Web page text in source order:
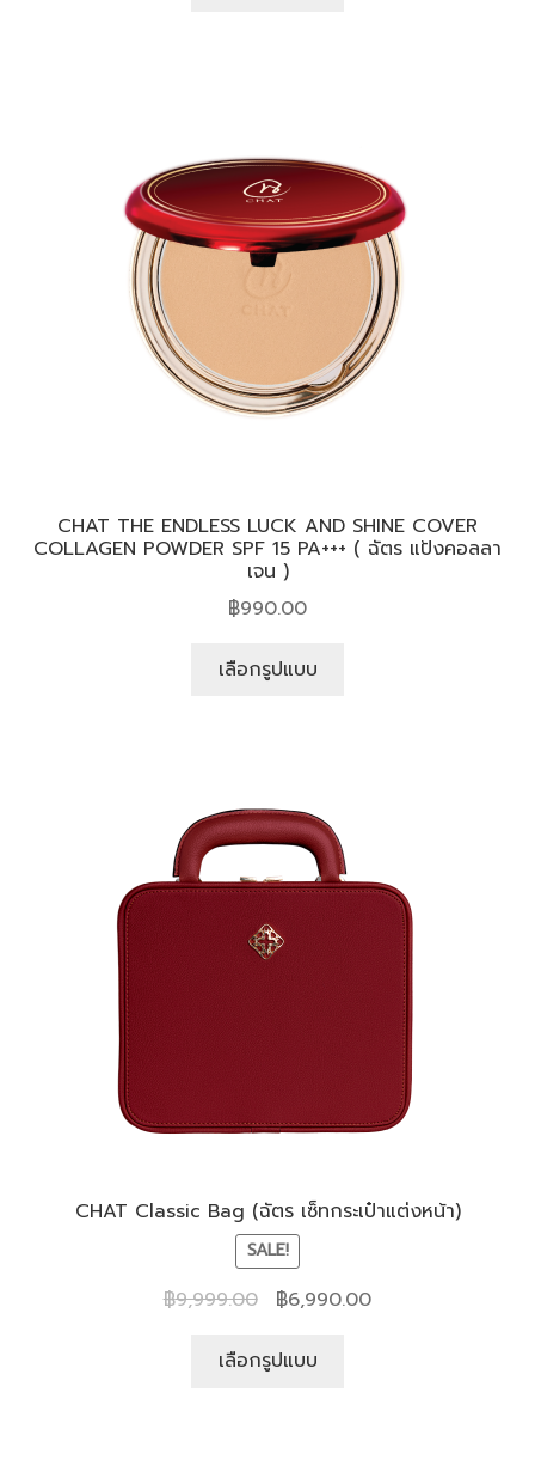
CHAT THE ENDLESS LUCK AND SHINE COVER
COLLAGEN POWDER SPF 15 PA+++ ( ฉัตร แป้งคอลลา
เจน )
฿990.00
เลือกรูปแบบ
CHAT Classic Bag (ฉัตร เซ็ทกระเป๋าแต่งหน้า)
SALE!
฿9,999.00 ฿6,990.00
เลือกรูปแบบ